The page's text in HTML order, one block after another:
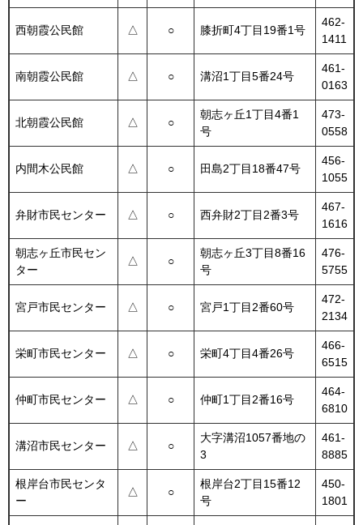
西朝霞公民館 △ ○ 膝折町4丁目19番1号
462-
1411
南朝霞公民館 △ ○ 溝沼1丁目5番24号
461-
0163
北朝霞公民館 △ ○
朝志ヶ丘1丁目4番1
号
473-
0558
内間木公民館 △ ○ 田島2丁目18番47号
456-
1055
弁財市民センター △ ○ 西弁財2丁目2番3号
467-
1616
朝志ヶ丘市民セン
ター
△ ○
朝志ヶ丘3丁目8番16
号
476-
5755
宮戸市民センター △ ○ 宮戸1丁目2番60号
472-
2134
栄町市民センター △ ○ 栄町4丁目4番26号
466-
6515
仲町市民センター △ ○ 仲町1丁目2番16号
464-
6810
溝沼市民センター △ ○
大字溝沼1057番地の
3
461-
8885
根岸台市民センタ
ー
△ ○
根岸台2丁目15番12
号
450-
1801